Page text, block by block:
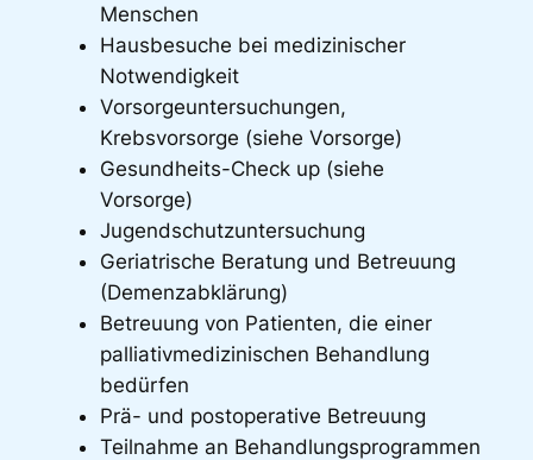
Menschen
Hausbesuche bei medizinischer
Notwendigkeit
Vorsorgeuntersuchungen,
Krebsvorsorge (siehe Vorsorge)
Gesundheits-Check up (siehe
Vorsorge)
Jugendschutzuntersuchung
Geriatrische Beratung und Betreuung
(Demenzabklärung)
Betreuung von Patienten, die einer
palliativmedizinischen Behandlung
bedürfen
Prä- und postoperative Betreuung
Teilnahme an Behandlungsprogrammen